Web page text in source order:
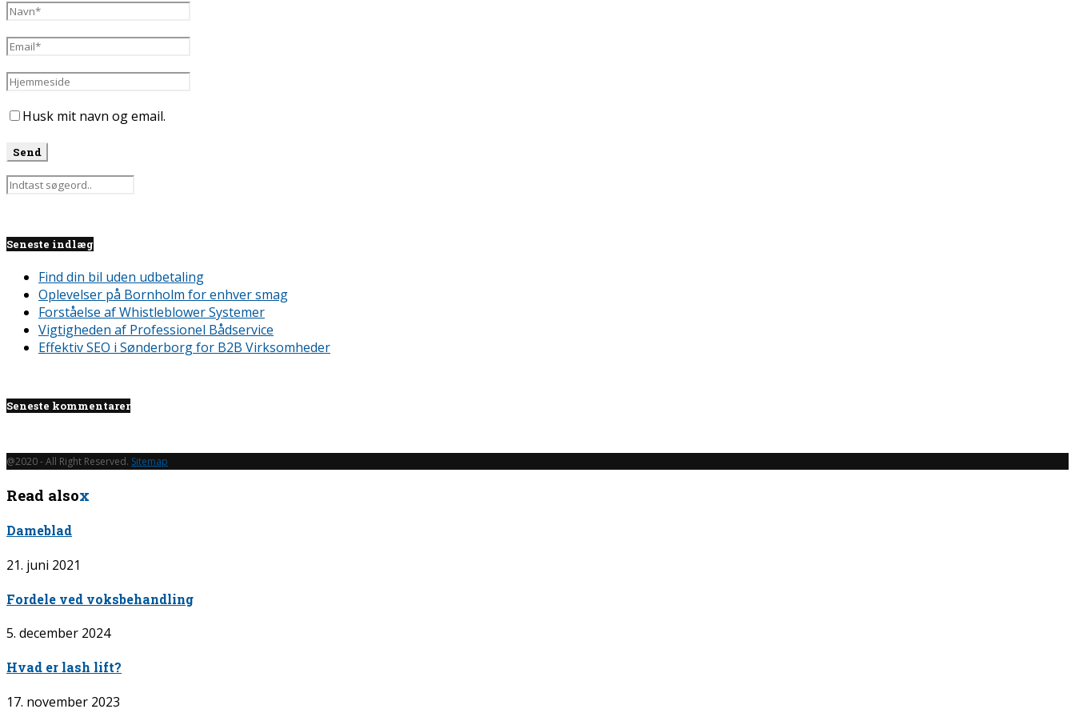
Husk mit navn og email.
Seneste indlæg
Find din bil uden udbetaling
Oplevelser på Bornholm for enhver smag
Forståelse af Whistleblower Systemer
Vigtigheden af Professionel Bådservice
Effektiv SEO i Sønderborg for B2B Virksomheder
Seneste kommentarer
@2020 - All Right Reserved. Sitemap
Read alsox
Dameblad
21. juni 2021
Fordele ved voksbehandling
5. december 2024
Hvad er lash lift?
17. november 2023